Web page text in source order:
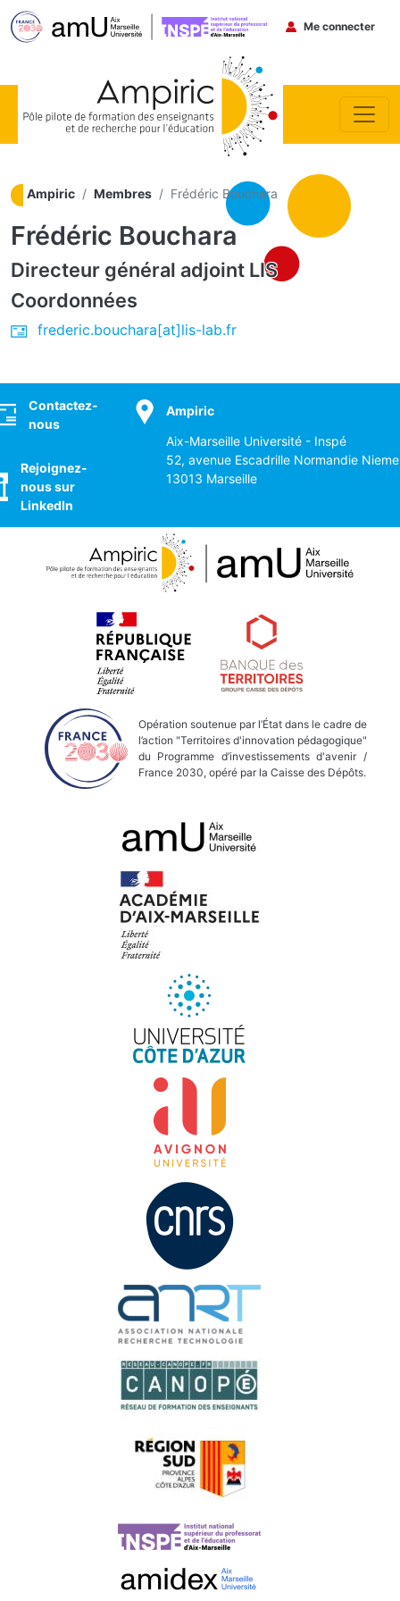
Menu du
Me connecter
Ampiric Membres Frédéric Bouchara
Frédéric Bouchara
Directeur général adjoint LIS
Coordonnées
frederic.bouchara[at]lis-lab.fr
Contactez-
nous
Rejoignez-
nous sur
LinkedIn
Ampiric
Aix-Marseille Université - Inspé
52, avenue Escadrille Normandie
13013 Marseille
Opération soutenue par l’État dans le cadre de
l’action "Territoires d'innovation pédagogique"
du Programme d’investissements d'avenir /
France 2030, opéré par la Caisse des Dépôts.